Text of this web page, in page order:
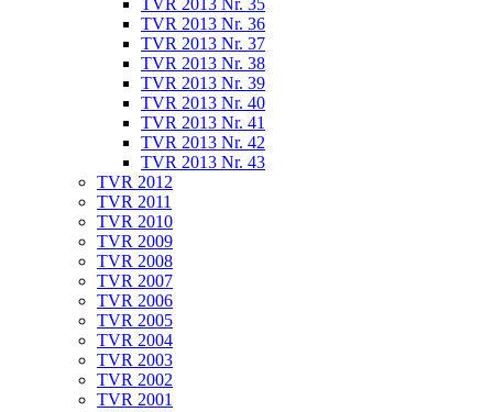
TVR 2013 Nr. 35
TVR 2013 Nr. 36
TVR 2013 Nr. 37
TVR 2013 Nr. 38
TVR 2013 Nr. 39
TVR 2013 Nr. 40
TVR 2013 Nr. 41
TVR 2013 Nr. 42
TVR 2013 Nr. 43
TVR 2012
TVR 2011
TVR 2010
TVR 2009
TVR 2008
TVR 2007
TVR 2006
TVR 2005
TVR 2004
TVR 2003
TVR 2002
TVR 2001